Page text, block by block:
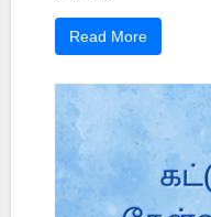
Read More